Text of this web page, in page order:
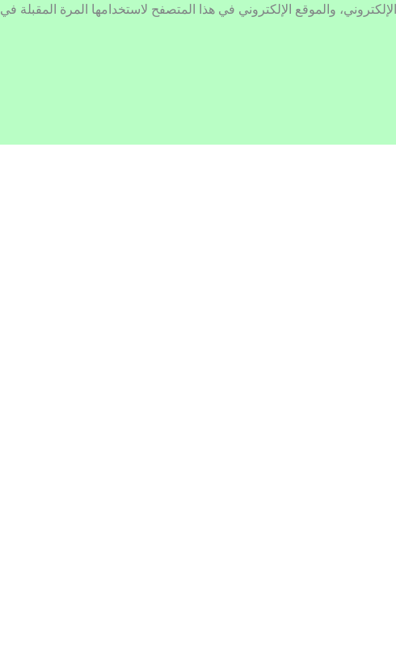
والموقع الإلكتروني في هذا المتصفح لاستخدامها المرة المقبلة في